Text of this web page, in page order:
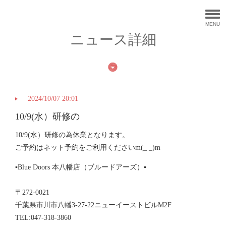
MENU
ニュース詳細
2024/10/07 20:01
10/9(水）研修の
10/9(水）研修の為休業となります。
ご予約はネット予約をご利用くださいm(_ _)m
▪️Blue Doors 本八幡店（ブルードアーズ）▪️
〒272-0021
千葉県市川市八幡3-27-22ニューイーストビルM2F
TEL:047-318-3860